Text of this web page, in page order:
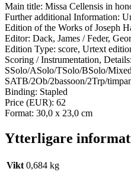
Main title: Missa Cellensis in
Further additional Information:
Edition of the Works of Joseph
Editor: Dack, James / Feder,
Edition Type: score, Urtext
Scoring / Instrumentation, Details:
SSolo/ASolo/TSolo/BSolo/
SATB/2Ob/2bassoon/2Trp/
Binding: Stapled
Price (EUR): 62
Format: 30,0 x 23,0 cm
Ytterligare
Vikt 0,684 kg